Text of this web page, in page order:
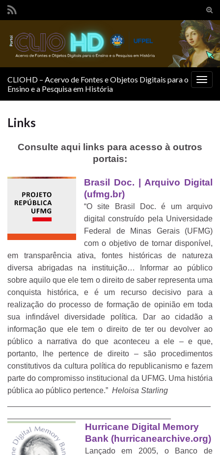
de
Search for:
CLIOHD – Acervo de Fontes e Objetos Digitais para o
Ensino e a Pesquisa em História
Links
Consulte aqui links para acesso à outros
portais:
Brasil Doc. | Arquivo Digital
(ufmg.br)
“O site Brasil Doc. é um arquivo
digital construído pela Universidade
Federal de Minas Gerais (UFMG)
com o objetivo de tornar disponível,
em transparência ativa, fontes históricas de natureza
diversa abrigadas na instituição… Informar ao público
sobre aquilo que ele tem o direito de saber representa uma
conquista histórica, e é um recurso decisivo para a
realização do processo de formação de opinião em toda
sua infindável diversidade política. Dar ao cidadão a
informação que ele tem o direito de ter ou devolver ao
público a narrativa do que aconteceu a ele – e que,
portanto, lhe pertence de direito – são procedimentos
constitutivos da cultura política do republicanismo e fazem
parte do compromisso institucional da UFMG. Uma história
pública ao público pertence.” Heloisa Starling
Hurricane Digital Memory
Bank (hurricanearchive.org)
Lançado em 2005, o Banco de